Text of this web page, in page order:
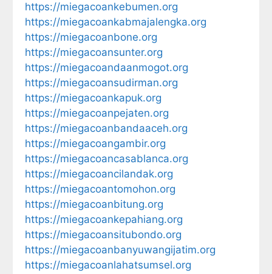
https://miegacoankebumen.org
https://miegacoankabmajalengka.org
https://miegacoanbone.org
https://miegacoansunter.org
https://miegacoandaanmogot.org
https://miegacoansudirman.org
https://miegacoankapuk.org
https://miegacoanpejaten.org
https://miegacoanbandaaceh.org
https://miegacoangambir.org
https://miegacoancasablanca.org
https://miegacoancilandak.org
https://miegacoantomohon.org
https://miegacoanbitung.org
https://miegacoankepahiang.org
https://miegacoansitubondo.org
https://miegacoanbanyuwangijatim.org
https://miegacoanlahatsumsel.org